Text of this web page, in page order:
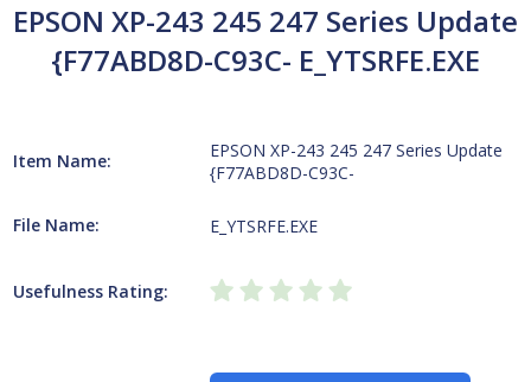
EPSON XP-243 245 247 Series Update
{F77ABD8D-C93C- E_YTSRFE.EXE
Item Name:
EPSON XP-243 245 247 Series Update
{F77ABD8D-C93C-
File Name: E_YTSRFE.EXE
Usefulness Rating: